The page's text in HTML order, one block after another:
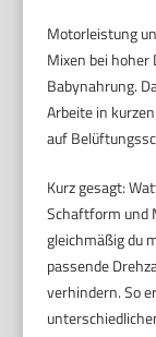
Motorleistung
Mixen bei hoher
Babynahrung.
Arbeite in
auf
Kurz gesagt:
Schaftform und
gleichmäßig du
passende
verhindern. So